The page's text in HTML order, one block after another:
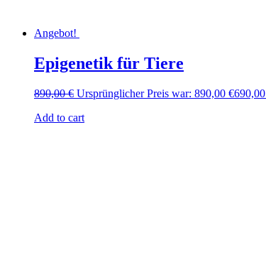
Angebot!
Epigenetik für Tiere
890,00€ Ursprünglicher Preis war: 890,00 €690,00
Add to cart